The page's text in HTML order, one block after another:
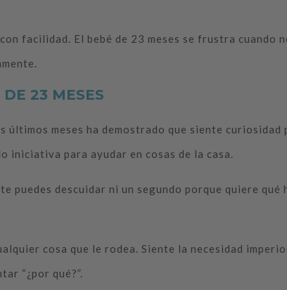
facilidad. El bebé de 23 meses se frustra cuando
23 MESES
últimos meses ha demostrado que siente
iniciativa para ayudar en cosas de la casa.
puedes descuidar ni un segundo porque quiere
cosa que le rodea. Siente la necesidad
“¿por qué?”.